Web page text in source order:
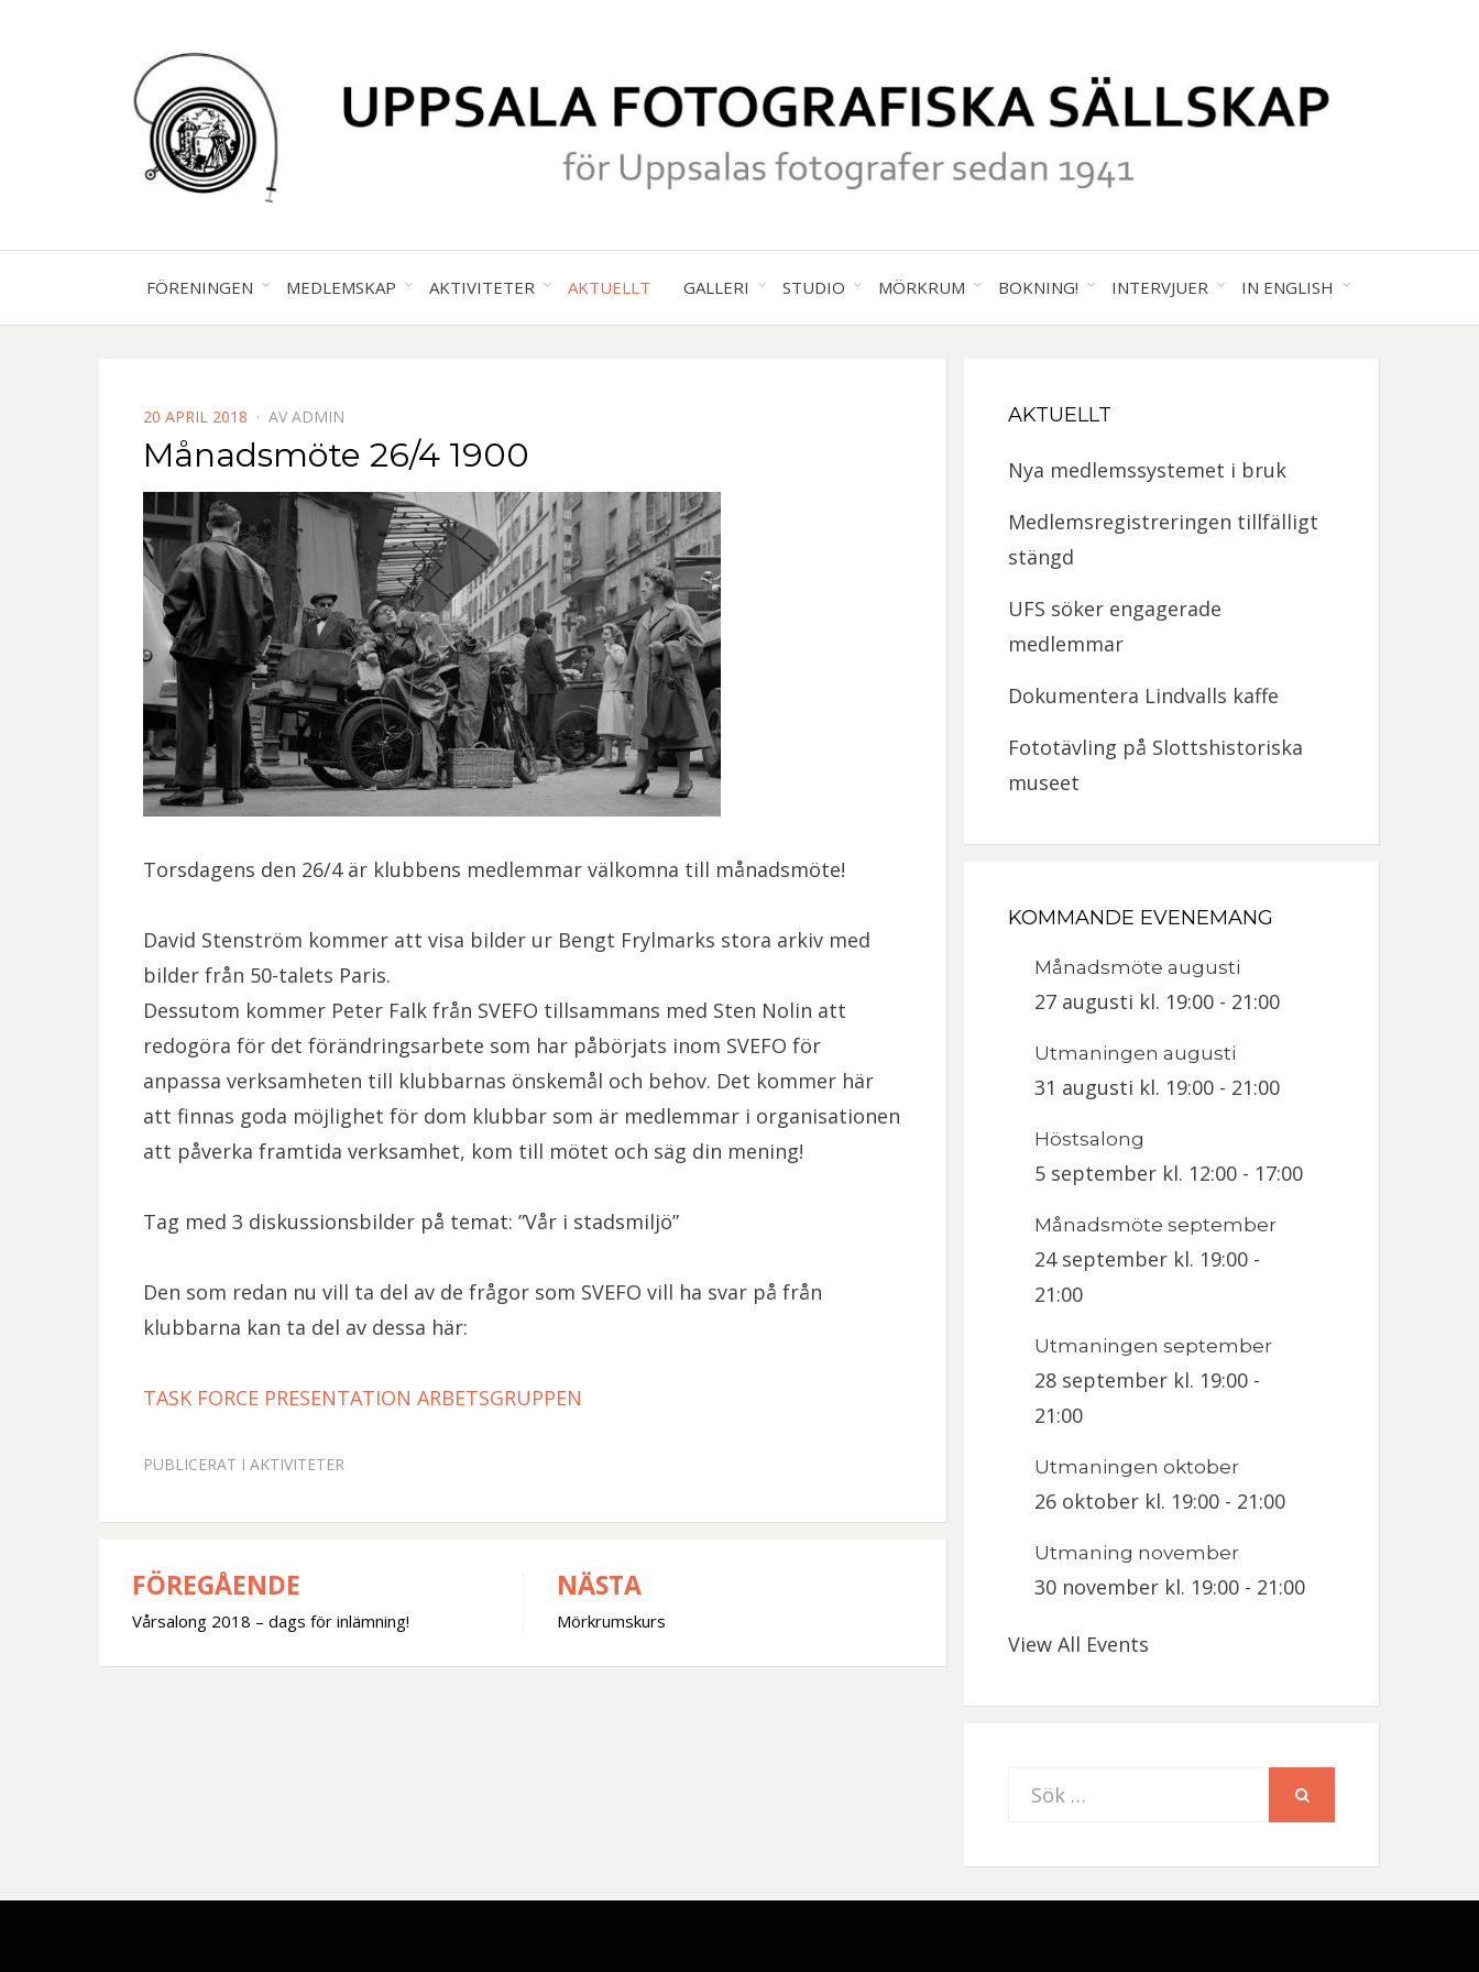
UPPSALA
FOTOGRAFISKA
SÄLLSKAP
FÖRENINGEN MEDLEMSKAP AKTIVITETER AKTUELLT GALLERI STUDIO MÖRKRUM BOKNING! INTERVJUER IN ENGLISH
PUBLICERAD
DEN
20 APRIL 2018 AV ADMIN
Månadsmöte 26/4 1900
Torsdagens den 26/4 är klubbens medlemmar välkomna till månadsmöte!
David Stenström kommer att visa bilder ur Bengt Frylmarks stora arkiv med
bilder från 50-talets Paris.
Dessutom kommer Peter Falk från SVEFO tillsammans med Sten Nolin att
redogöra för det förändringsarbete som har påbörjats inom SVEFO för
anpassa verksamheten till klubbarnas önskemål och behov. Det kommer här
att finnas goda möjlighet för dom klubbar som är medlemmar i organisationen
att påverka framtida verksamhet, kom till mötet och säg din mening!
Tag med 3 diskussionsbilder på temat: ”Vår i stadsmiljö”
Den som redan nu vill ta del av de frågor som SVEFO vill ha svar på från
klubbarna kan ta del av dessa här:
TASK FORCE PRESENTATION ARBETSGRUPPEN
PUBLICERAT I AKTIVITETER
Inläggsnavigering
FÖREGÅENDE
Vårsalong 2018 – dags för inlämning!
NÄSTA
Mörkrumskurs
AKTUELLT
Nya medlemssystemet i bruk
Medlemsregistreringen tillfälligt
stängd
UFS söker engagerade
medlemmar
Dokumentera Lindvalls kaffe
Fototävling på Slottshistoriska
museet
KOMMANDE EVENEMANG
Månadsmöte augusti
27 augusti kl. 19:00 - 21:00
Utmaningen augusti
31 augusti kl. 19:00 - 21:00
Höstsalong
5 september kl. 12:00 - 17:00
Månadsmöte september
24 september kl. 19:00 -
21:00
Utmaningen september
28 september kl. 19:00 -
21:00
Utmaningen oktober
26 oktober kl. 19:00 - 21:00
Utmaning november
30 november kl. 19:00 - 21:00
View All Events
Sök